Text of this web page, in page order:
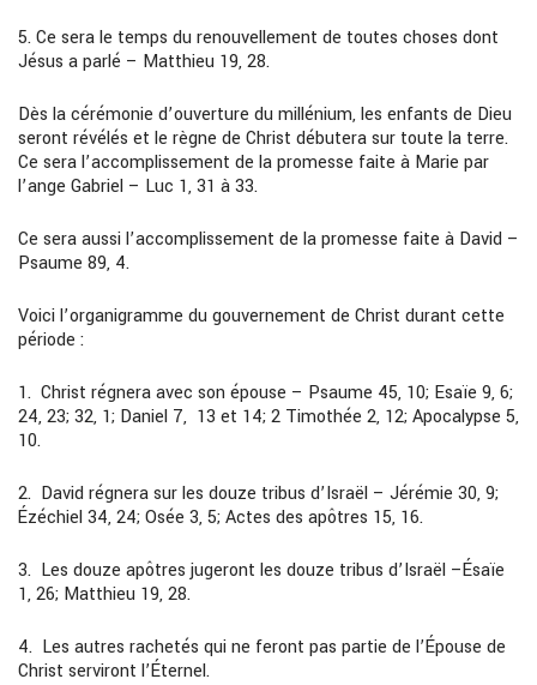
5.Ce sera le temps du renouvellement de toutes choses dont
Jésus a parlé – Matthieu 19, 28.
Dès la cérémonie d’ouverture du millénium, les enfants de Dieu
seront révélés et le règne de Christ débutera sur toute la terre.
Ce sera l’accomplissement de la promesse faite à Marie par
l’ange Gabriel – Luc 1,31 à 33.
Ce sera aussi l’accomplissement de la promesse faite à David –
Psaume 89, 4.
Voici l’organigramme du gouvernement de Christ durant cette
période :
1. Christ régnera avec son épouse – Psaume 45, 10; Esaïe 9, 6;
24, 23; 32, 1; Daniel 7, 13 et 14; 2 Timothée 2, 12;Apocalypse 5,
10.
2. David régnera sur les douze tribus d’Israël – Jérémie 30, 9;
Ézéchiel 34, 24; Osée 3, 5; Actes des apôtres 15, 16.
3. Les douze apôtres jugeront les douze tribus d’Israël –Ésaïe
1, 26; Matthieu 19, 28.
4. Les autres rachetés qui ne feront pas partie de l’Épouse de
Christ serviront l’Éternel.